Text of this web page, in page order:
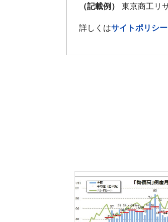
（記載例） 東京商工リ
詳しくはサイトポリシー